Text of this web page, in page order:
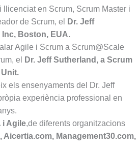
llicenciat en Scrum, Scrum Master i
de Scrum, el
Dr. Jeff
Boston, EUA.
Agile i Scrum a Scrum@Scale
el
Dr. Jeff Sutherland, a Scrum
els ensenyaments del Dr. Jeff
experiència professional en
i Agile,de diferents organitzacions
Aicertia.com, Management30.com,